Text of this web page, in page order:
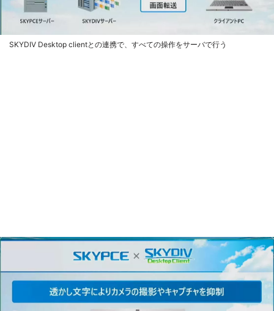
SKYDIV Desktop clientとの連携で、すべての操作をサーバで行う